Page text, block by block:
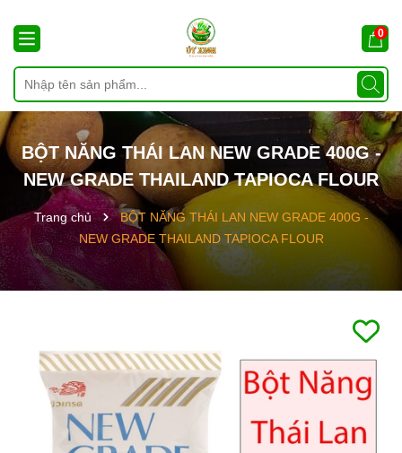
0
BỘT NĂNG THÁI LAN NEW GRADE 400G -
NEW GRADE THAILAND TAPIOCA FLOUR
Trang chủ
BỘT NĂNG THÁI LAN NEW GRADE 400G -
NEW GRADE THAILAND TAPIOCA FLOUR